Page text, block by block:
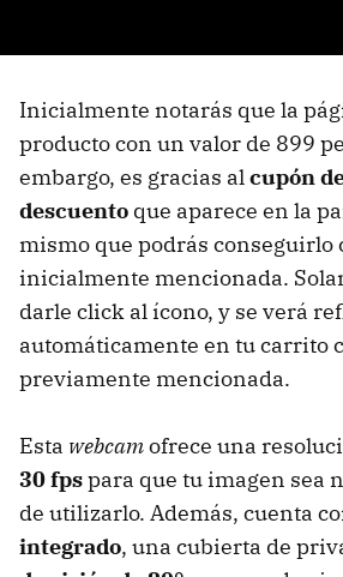
Inicialmente notarás que la
producto con un valor de 899
embargo, es gracias alcupón
descuento que aparece en la
mismo que podrás conseguirlo
inicialmente mencionada.
darle click al ícono, y se verá
automáticamente en tu carrito
previamente mencionada.
Esta webcamofrece una
30 fpspara que tu imagen sea
de utilizarlo. Además, cuenta
integrado, una cubierta de